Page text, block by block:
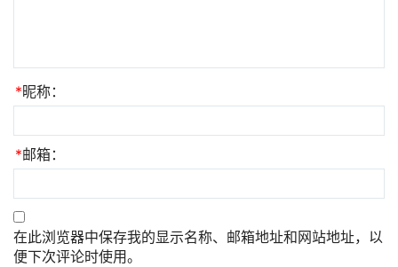
*昵称：
*邮箱：
在此浏览器中保存我的显示名称、邮箱地址和网站地址，以
便下次评论时使用。